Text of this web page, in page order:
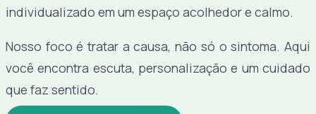
individualizado em um espaço acolhedor e calmo.
Nosso foco é tratar a causa, não só o sintoma. Aqui
você encontra escuta, personalização e um cuidado
que faz sentido.